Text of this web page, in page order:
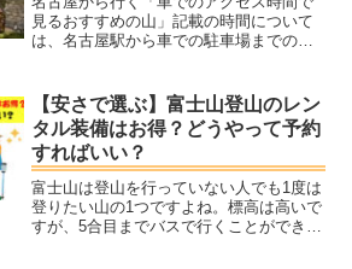
見るおすすめの山」記載の時間について
は、名古屋駅から車での駐車場までのア
てください。ヤマノ山の持ち物の一覧を
展開して仲間と相談しよう...
【安さで選ぶ】富士山登山のレン
タル装備はお得？どうやって予約
すればいい？
富士山は登山を行っていない人でも1度は
登りたい山の1つですよね。標高は高いで
すが、5合目までバスで行くことができ、